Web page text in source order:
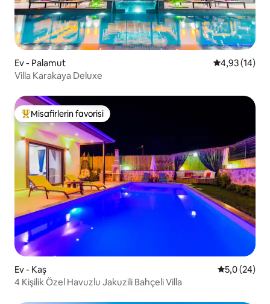
Ev - Palamut 5 üzerinden
4,93 (14)
Villa Karakaya Deluxe
Misafirlerin favorilerinden en beğenilenler arasında
Misafirlerin favorisi
Ev - Kaş 5 üzerinden
5,0 (24)
4 Kişilik Özel Havuzlu Jakuzili Bahçeli Villa